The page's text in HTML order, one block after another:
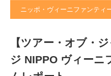
ニッポ・ヴィーニファンティ
【ツアー・オブ・
ジ NIPPO ヴィーニ